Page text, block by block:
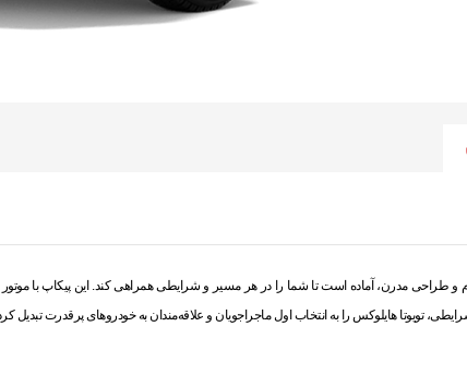
تویوتا هایلوکس را به انتخاب اول ماجراجویان و علاقه‌مندان به خودروهای پرقدرت تبدیل